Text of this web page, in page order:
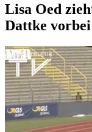
Lisa Oed
Dattke vorbei